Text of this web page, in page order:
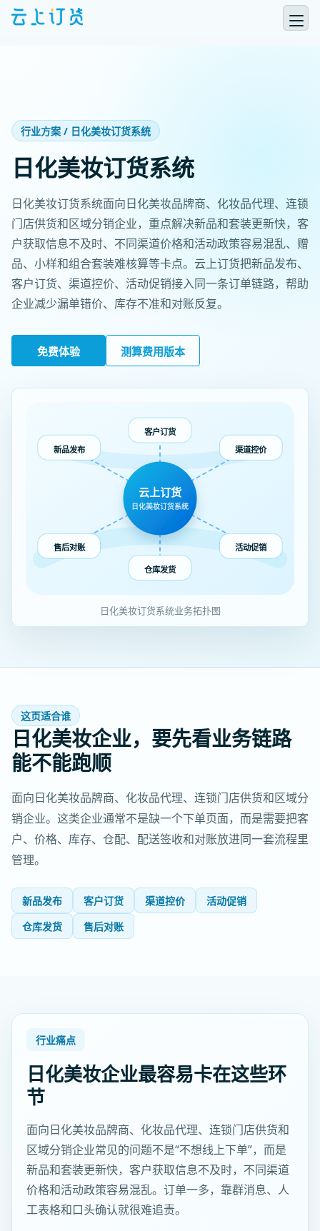
行业方案 / 日化美妆订货系统
日化美妆订货系统
日化美妆订货系统面向日化美妆品牌商、化妆品代理、连锁
门店供货和区域分销企业，重点解决新品和套装更新快，客
户获取信息不及时、不同渠道价格和活动政策容易混乱、赠
品、小样和组合套装难核算等卡点。云上订货把新品发布、
客户订货、渠道控价、活动促销接入同一条订单链路，帮助
企业减少漏单错价、库存不准和对账反复。
免费体验 测算费用版本
新品发布
客户订货
渠道控价
活动促销
仓库发货
售后对账
云上订货
日化美妆订货系统
日化美妆订货系统业务拓扑图
这页适合谁
日化美妆企业，要先看业务链路
能不能跑顺
面向日化美妆品牌商、化妆品代理、连锁门店供货和区域分
销企业。这类企业通常不是缺一个下单页面，而是需要把客
户、价格、库存、仓配、配送签收和对账放进同一套流程里
管理。
新品发布 客户订货 渠道控价
活动促销
仓库发货
售后对账
行业痛点
日化美妆企业最容易卡在这些环
节
面向日化美妆品牌商、化妆品代理、连锁门店供货和
区域分销企业常见的问题不是“不想线上下单”，而是
新品和套装更新快，客户获取信息不及时，不同渠道
价格和活动政策容易混乱。订单一多，靠群消息、人
工表格和口头确认就很难追责。